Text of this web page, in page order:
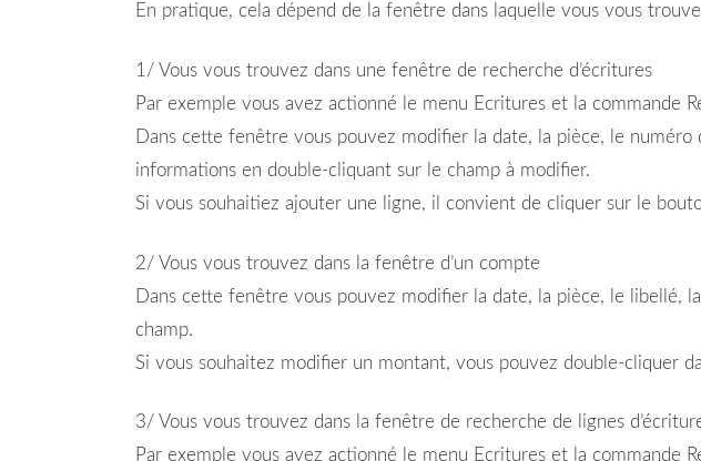
En pratique, cela dépend de la fenêtre dans laquelle vous vous
1/ Vous vous trouvez dans une fenêtre de recherche d’écritures
Par exemple vous avez actionné le menu Ecritures et la commande
Dans cette fenêtre vous pouvez modifier la date, la pièce, le
informations en double-cliquant sur le champ à modifier.
Si vous souhaitiez ajouter une ligne, il convient de cliquer sur le
2/ Vous vous trouvez dans la fenêtre d’un compte
Dans cette fenêtre vous pouvez modifier la date, la pièce, le libellé,
champ.
Si vous souhaitez modifier un montant, vous pouvez double-cliquer
3/ Vous vous trouvez dans la fenêtre de recherche de lignes
Par exemple vous avez actionné le menu Ecritures et la commande